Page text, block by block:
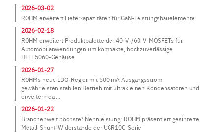
2026-03-02
ROHM erweitert Lieferkapazitäten für GaN-Leistungsbauelemente
2026-02-18
ROHM erweitert Produktpalette der 40-V-/60-V-MOSFETs für
Automobilanwendungen um kompakte, hochzuverlässige
HPLF5060-Gehäuse
2026-01-27
ROHMs neue LDO-Regler mit 500 mA Ausgangsstrom
gewährleisten stabilen Betrieb mit ultrakleinen Kondensatoren und
erweitern da ...
2026-01-22
Branchenweit höchste* Nennleistung: ROHM präsentiert gesinterte
Metall-Shunt-Widerstände der UCR10C-Serie